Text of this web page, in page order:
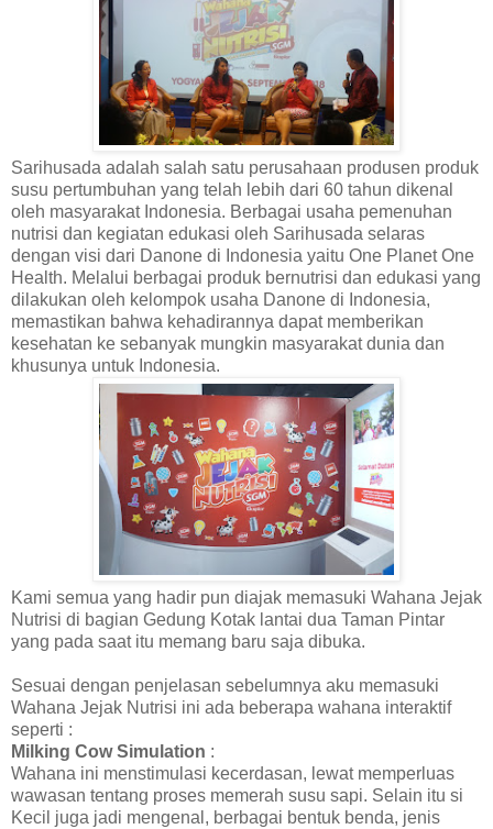
Sarihusada adalah salah satu perusahaan produsen produk
susu pertumbuhan yang telah lebih dari 60 tahun dikenal
oleh masyarakat Indonesia. Berbagai usaha pemenuhan
nutrisi dan kegiatan edukasi oleh Sarihusada selaras
dengan visi dari Danone di Indonesia yaitu One Planet One
Health. Melalui berbagai produk bernutrisi dan edukasi yang
dilakukan oleh kelompok usaha Danone di Indonesia,
memastikan bahwa kehadirannya dapat memberikan
kesehatan ke sebanyak mungkin masyarakat dunia dan
khusunya untuk Indonesia.
Kami semua yang hadir pun diajak memasuki Wahana Jejak
Nutrisi di bagian Gedung Kotak lantai dua Taman Pintar
yang pada saat itu memang baru saja dibuka.
Sesuai dengan penjelasan sebelumnya aku memasuki
Wahana Jejak Nutrisi ini ada beberapa wahana interaktif
seperti :
Milking Cow Simulation :
Wahana ini menstimulasi kecerdasan, lewat memperluas
wawasan tentang proses memerah susu sapi. Selain itu si
Kecil juga jadi mengenal, berbagai bentuk benda, jenis